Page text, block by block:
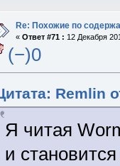
Re: Похожие по
« Ответ #71 : 12 Декабря
(−)0
Remlin
Я читая
и